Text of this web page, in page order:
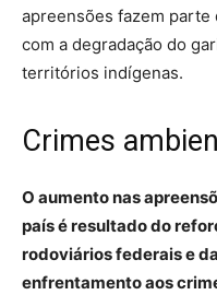
apreensões fazem parte
com a degradação do
territórios indígenas.
Crimes
O aumento nas
país é resultado do
rodoviários federais e
enfrentamento aos